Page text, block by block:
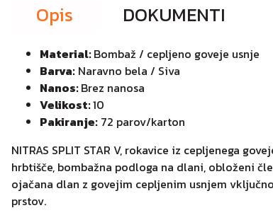
Opis DOKUMENTI
Material:Bombaž / cepljeno goveje usnje
Barva: Naravno bela / Siva
Nanos:Brez nanosa
Velikost:10
Pakiranje: 72 parov/karton
NITRAS SPLIT STAR V, rokavice iz cepljenega
hrbtišče, bombažna podloga na dlani, obloženi
ojačana dlan z govejim cepljenim usnjem
prstov.